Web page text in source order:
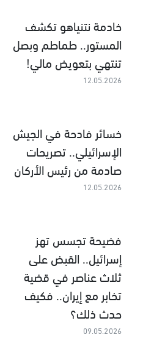
خادمة نتنياهو تكشف
المستور.. طماطم وبصل
تنتهي بتعويض مالي!
12.05.2026
خسائر فادحة في الجيش
الإسرائيلي.. تصريحات
صادمة من رئيس الأركان
12.05.2026
فضيحة تجسس تهز
إسرائيل.. القبض على
ثلاث عناصر في قضية
تخابر مع إيران.. فكيف
حدث ذلك؟
09.05.2026